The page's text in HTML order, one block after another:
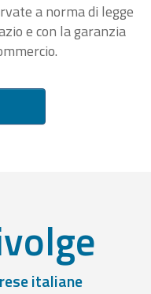
a norma di legge
e con la garanzia
italiane